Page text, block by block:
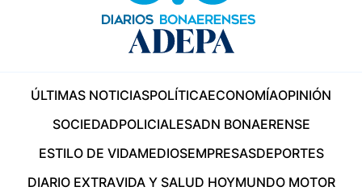
ÚLTIMAS NOTICIASPOLÍTICAECONOMÍAOPINIÓN
SOCIEDADPOLICIALESADN BONAERENSE
ESTILO DE VIDAMEDIOSEMPRESASDEPORTES
DIARIO EXTRAVIDA Y SALUD HOYMUNDO MOTOR